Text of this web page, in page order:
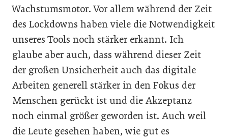
Wachstumsmotor. Vor allem während der Zeit
des Lockdowns haben viele die Notwendigkeit
unseres Tools noch stärker erkannt. Ich
glaube aber auch, dass während dieser Zeit
der großen Unsicherheit auch das digitale
Arbeiten generell stärker in den Fokus der
Menschen gerückt ist und die Akzeptanz
noch einmal größer ­geworden ist. Auch weil
die Leute gesehen haben, wie gut es